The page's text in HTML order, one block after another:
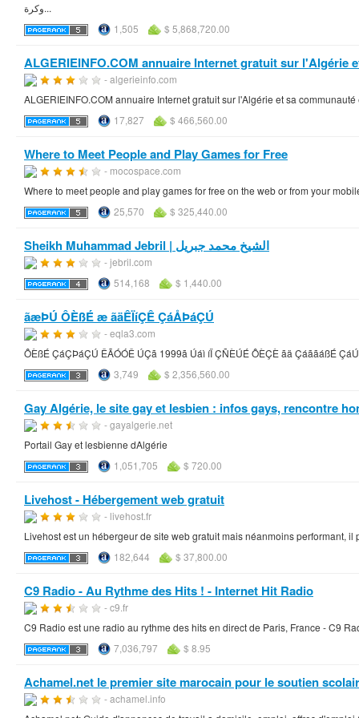
وكرة...
1,505
$ 5,868,720.00
ALGERIEINFO.COM annuaire Internet gratuit sur l'Algérie
- algerieinfo.com
ALGERIEINFO.COM annuaire Internet gratuit sur l'Algérie et sa
17,827
$ 466,560.00
Where to Meet People and Play Games for Free
- mocospace.com
Where to meet people and play games for free on the web or from your
25,570
$ 325,440.00
Sheikh Muhammad Jebril | الشيخ محمد جبريل
- jebril.com
514,168
$ 1,440.00
ãæÞÚ ÔÈßÉ æ ãäÊÏíÇÊ ÇáÅÞáÇÚ
- eqla3.com
ÔÈßÉ ÇáÇÞáÇÚ ÊÃÓÓÊ ÚÇã 1999ã Úáì íÏ ÇÑÈÚÉ ÔÈÇÈ ãä ÇáããáßÉ
3,749
$ 2,356,560.00
Gay Algérie, le site gay et lesbien : infos gays, rencontre
- gayalgerie.net
Portail Gay et lesbienne dAlgérie
1,051,705
$ 720.00
Livehost - Hébergement web gratuit
- livehost.fr
Livehost est un hébergeur de site web gratuit mais néanmoins performant,
182,644
$ 37,800.00
C9 Radio - Au Rythme des Hits ! - Internet Hit Radio
- c9.fr
C9 Radio est une radio au rythme des hits en direct de Paris, France - C9
7,036,797
$ 8.95
Achamel.net le premier site marocain pour le soutien
- achamel.info